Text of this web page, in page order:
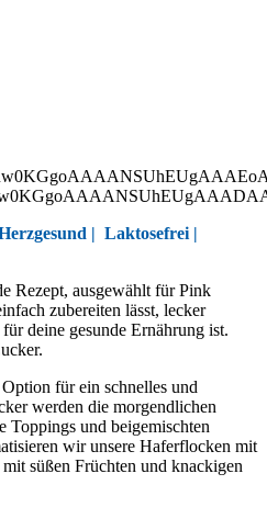
| Laktosefrei |
Rezept, ausgewählt fürPink
zubereiten lässt, lecker
für deine gesunde Ernährung ist.
für ein schnelles und
werden die morgendlichen
Toppings und beigemischten
wir unsere Haferflocken mit
süßen Früchten und knackigen